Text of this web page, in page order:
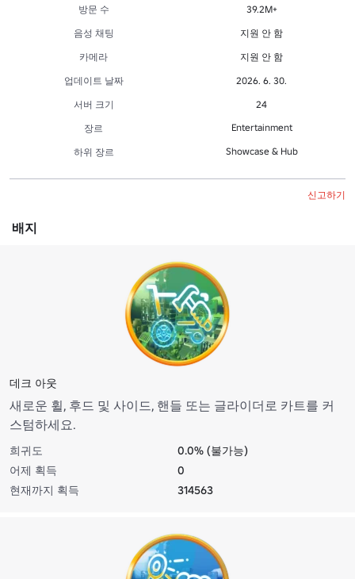
방문 수
39.2M+
음성 채팅
지원 안 함
카메라
지원 안 함
업데이트 날짜
2026. 6. 30.
서버 크기
24
장르
Entertainment
하위 장르 Showcase & Hub
신고하기
배지
데크 아웃
새로운 휠, 후드 및 사이드, 핸들 또는 글라이더로 카트를 커
스텀하세요.
희귀도
0.0% (불가능)
어제 획득
0
현재까지 획득
314563